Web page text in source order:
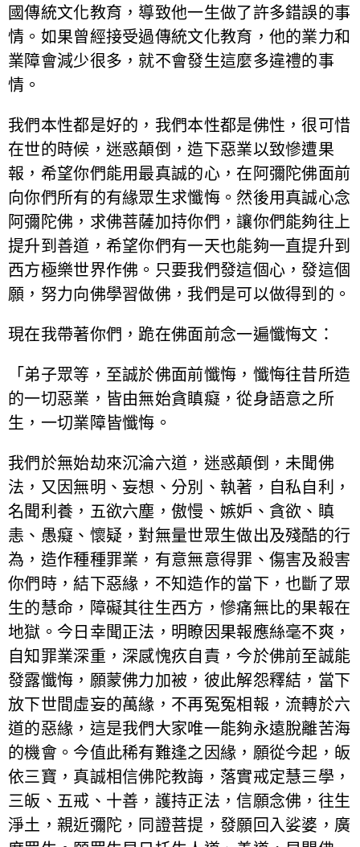
國傳統文化教育，導致他一生做了許多錯誤的事
情。如果曾經接受過傳統文化教育，他的業力和
業障會減少很多，就不會發生這麼多違禮的事
情。
我們本性都是好的，我們本性都是佛性，很可惜
在世的時候，迷惑顛倒，造下惡業以致慘遭果
報，希望你們能用最真誠的心，在阿彌陀佛面前
向你們所有的有緣眾生求懺悔。然後用真誠心念
阿彌陀佛，求佛菩薩加持你們，讓你們能夠往上
提升到善道，希望你們有一天也能夠一直提升到
西方極樂世界作佛。只要我們發這個心，發這個
願，努力向佛學習做佛，我們是可以做得到的。
現在我帶著你們，跪在佛面前念一遍懺悔文：
「弟子眾等，至誠於佛面前懺悔，懺悔往昔所造
的一切惡業，皆由無始貪瞋癡，從身語意之所
生，一切業障皆懺悔。
我們於無始劫來沉淪六道，迷惑顛倒，未聞佛
法，又因無明、妄想、分別、執著，自私自利，
名聞利養，五欲六塵，傲慢、嫉妒、貪欲、瞋
恚、愚癡、懷疑，對無量世眾生做出及殘酷的行
為，造作種種罪業，有意無意得罪、傷害及殺害
你們時，結下惡緣，不知造作的當下，也斷了眾
生的慧命，障礙其往生西方，慘痛無比的果報在
地獄。今日幸聞正法，明瞭因果報應絲毫不爽，
自知罪業深重，深感愧疚自責，今於佛前至誠能
發露懺悔，願蒙佛力加被，彼此解怨釋結，當下
放下世間虛妄的萬緣，不再冤冤相報，流轉於六
道的惡緣，這是我們大家唯一能夠永遠脫離苦海
的機會。今值此稀有難逢之因緣，願從今起，皈
依三寶，真誠相信佛陀教誨，落實戒定慧三學，
三皈、五戒、十善，護持正法，信願念佛，往生
淨土，親近彌陀，同證菩提，發願回入娑婆，廣